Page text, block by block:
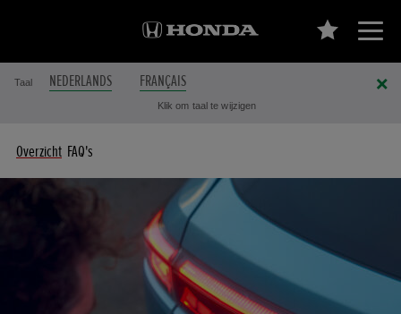
Taal NEDERLANDS FRANÇAIS
Klik om taal te wijzigen
Overzicht FAQ's